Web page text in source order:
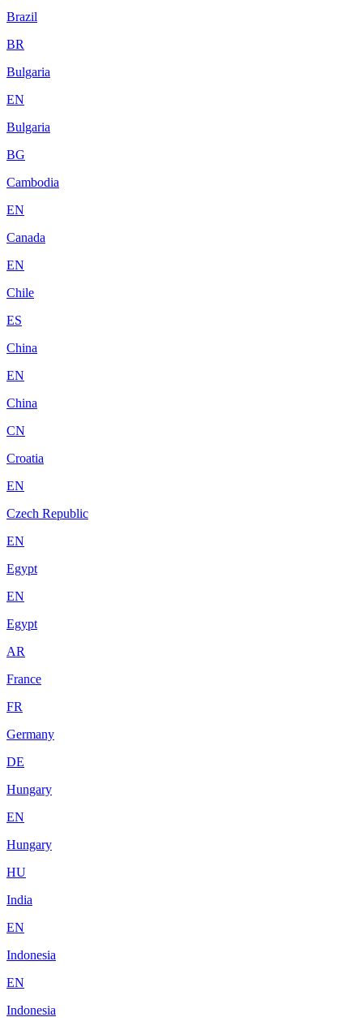
Brazil
BR
Bulgaria
EN
Bulgaria
BG
Cambodia
EN
Canada
EN
Chile
ES
China
EN
China
CN
Croatia
EN
Czech Republic
EN
Egypt
EN
Egypt
AR
France
FR
Germany
DE
Hungary
EN
Hungary
HU
India
EN
Indonesia
EN
Indonesia